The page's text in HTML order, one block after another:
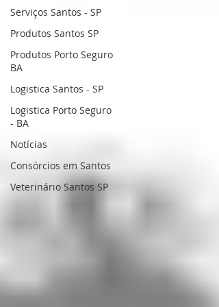
Serviços Santos - SP
Produtos Santos SP
Produtos Porto Seguro
BA
Logistica Santos - SP
Logistica Porto Seguro
- BA
Notícias
Consórcios em Santos
Veterinário Santos SP